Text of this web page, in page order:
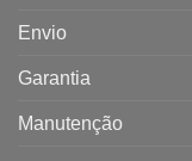
Envio
Garantia
Manutenção